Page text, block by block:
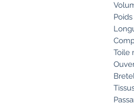
Toile